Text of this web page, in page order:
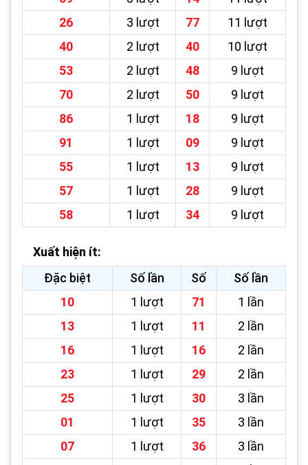
26
3 lượt 77
11 lượt
40
2 lượt 40
10 lượt
53
2 lượt 48
9 lượt
70
2 lượt 50
9 lượt
86
1 lượt 18
9 lượt
91
1 lượt 09
9 lượt
55
1 lượt 13
9 lượt
57
1 lượt 28
9 lượt
58
1 lượt 34 9 lượt
Xuất hiện ít:
Đặc biệt
Số lần Số
Số lần
10
1 lượt 71
1 lần
13
1 lượt 11
2 lần
16
1 lượt 16
2 lần
23
1 lượt 29
2 lần
25
1 lượt 30
3 lần
01
1 lượt 35
3 lần
07
1 lượt 36
3 lần